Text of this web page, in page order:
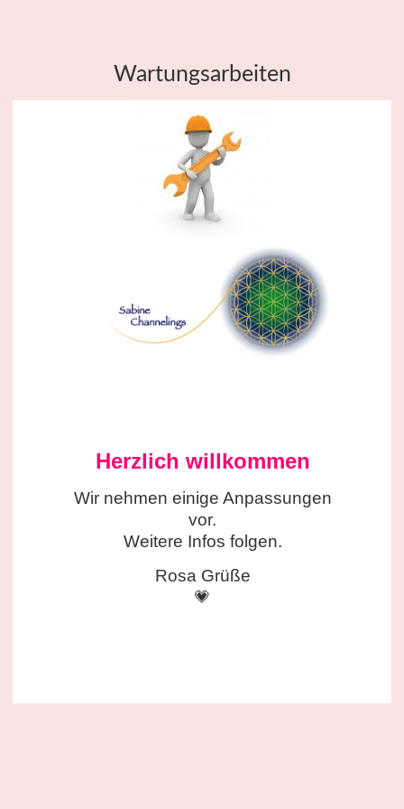
Wartungsarbeiten
Herzlich willkommen
Wir nehmen einige Anpassungen
vor.
Weitere Infos folgen.
Rosa Grüße
💗